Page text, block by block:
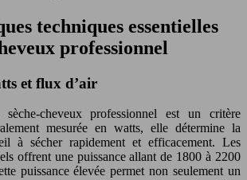
techniques essentielles
professionnel
et flux d’air
cheveux professionnel est un critère
mesurée en watts, elle détermine la
à sécher rapidement et efficacement. Les
offrent une puissance allant de 1800 à 2200
puissance élevée permet non seulement un